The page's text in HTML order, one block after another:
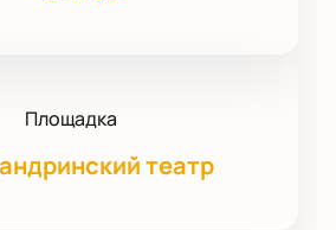
Площадка
театр